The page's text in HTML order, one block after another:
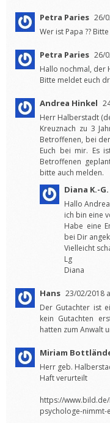
Petra Paries 26/
Wer ist Papa ??
Petra Paries 26/
Hallo nochmal, der
Bitte meldet euch
Andrea Hinkel
Herr Halberstadt
Kreuznach zu 3
Betroffenen, bei
Euch bei mir. Es
Betroffenen
bitte auch melden.
Diana K.-G.
Hallo
ich bin eine
Habe eine
bei Dir
Vielleicht
Lg
Diana
Hans 23/02/2018
Der Gutachter ist
kein Gutachten
hatten zum Anwalt
Miriam
Herr geb.
Haft verurteilt
https://
psychologe-nimmt-